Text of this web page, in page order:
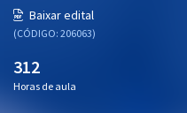
Baixar edital
(CÓDIGO: 206063)
312
Horas de aula